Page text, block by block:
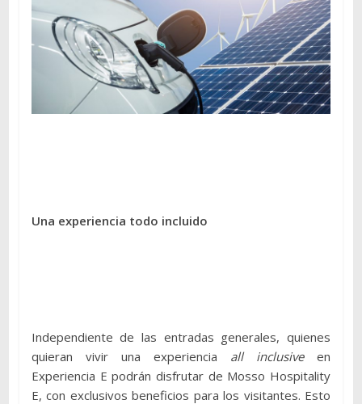
Una experiencia todo incluido
Independiente de las entradas generales, quienes
quieran vivir una experiencia all inclusiveen
Experiencia E podrán disfrutar de Mosso Hospitality
E, con exclusivos beneficios para los visitantes. Esto